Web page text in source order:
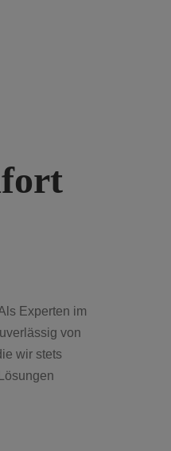
Experten im
von
wir stets